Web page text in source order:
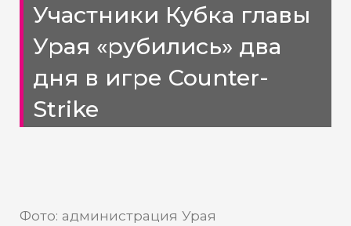
Участники Кубка главы
Урая «рубились» два
дня в игре Counter-
Strike
Фото: администрация Урая